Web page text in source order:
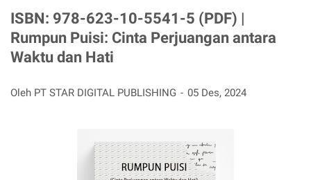
ISBN: 978-623-10-5541-5 (PDF) |
Rumpun Puisi: Cinta Perjuangan antara
Waktu dan Hati
Oleh PT STAR DIGITAL PUBLISHING 05 Des, 2024